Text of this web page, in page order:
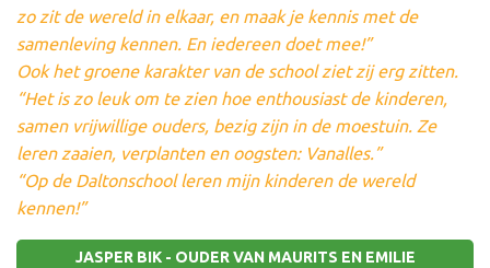
zo zit de wereld in elkaar, en maak je kennis met de
samenleving kennen. En iedereen doet mee!”
Ook het groene karakter van de school ziet zij erg zitten.
“Het is zo leuk om te zien hoe enthousiast de kinderen,
samen vrijwillige ouders, bezig zijn in de moestuin. Ze
leren zaaien, verplanten en oogsten: Vanalles.”
“Op de Daltonschool leren mijn kinderen de wereld
kennen!”
JASPER BIK - OUDER VAN MAURITS EN EMILIE